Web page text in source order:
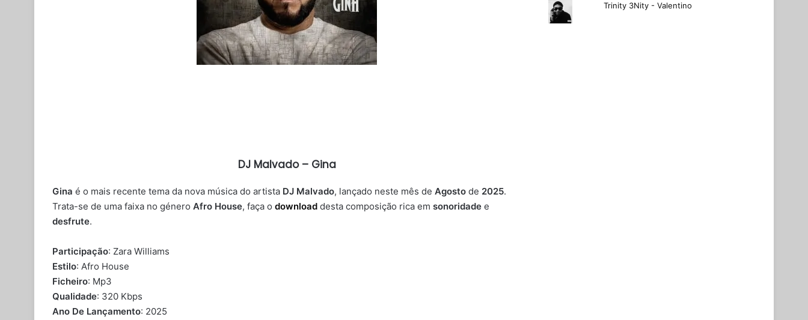
DJ Malvado – Gina
Gina é o mais recente tema da nova música do artista DJ Malvado, lançado neste mês de Agosto de 2025.
Trata-se de uma faixa no género Afro House, faça o download desta composição rica em sonoridade e
desfrute.
Participação: Zara Williams
Estilo: Afro House
Ficheiro: Mp3
Qualidade: 320 Kbps
Ano De Lançamento: 2025
Trinity 3Nity - Valentino